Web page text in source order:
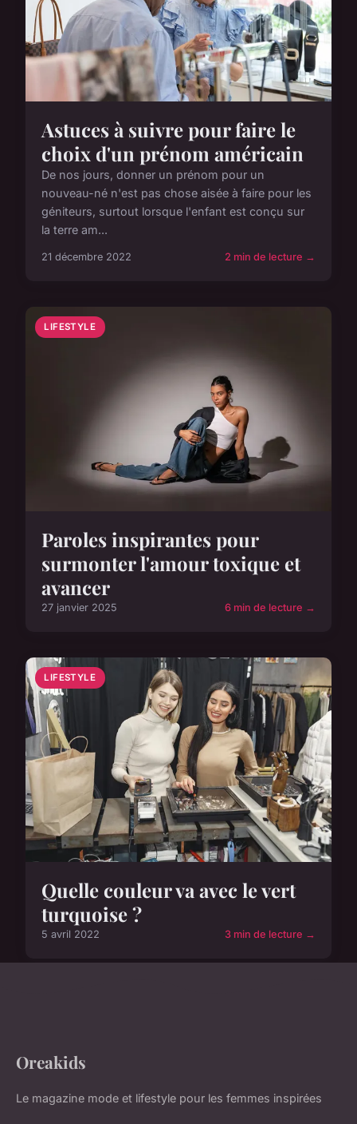
Astuces à suivre pour faire le
choix d'un prénom américain
De nos jours, donner un prénom pour un
nouveau-né n'est pas chose aisée à faire pour les
géniteurs, surtout lorsque l'enfant est conçu sur
la terre am...
21 décembre 2022 2 min de lecture →
LIFESTYLE
Paroles inspirantes pour
surmonter l'amour toxique et
avancer
27 janvier 2025 6 min de lecture →
LIFESTYLE
Quelle couleur va avec le vert
turquoise ?
5 avril 2022 3 min de lecture →
Oreakids
Le magazine mode et lifestyle pour les femmes inspirées